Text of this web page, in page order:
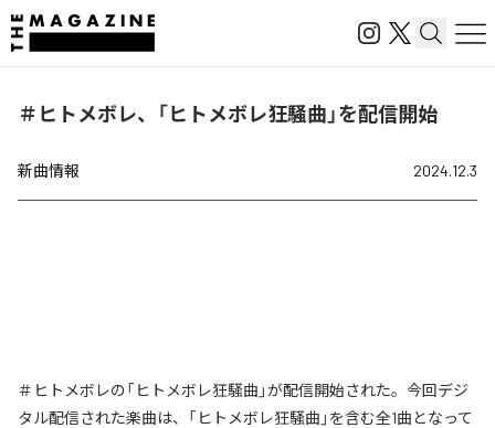
＃ヒトメボレ、「ヒトメボレ狂騒曲」を配信開始
新曲情報 2024.12.3
＃ヒトメボレの「ヒトメボレ狂騒曲」が配信開始された。今回デジ
タル配信された楽曲は、「ヒトメボレ狂騒曲」を含む全1曲となって